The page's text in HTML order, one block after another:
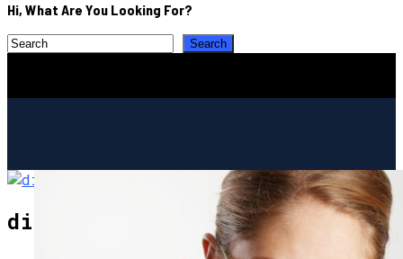
Hi, What Are You Looking For?
digitalversion.ru